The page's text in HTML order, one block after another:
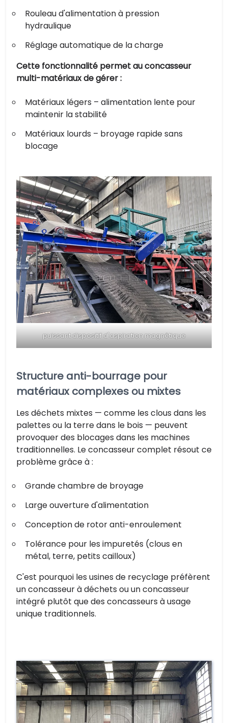
Rouleau d'alimentation à pression
hydraulique
Réglage automatique de la charge
Cette fonctionnalité permet au concasseur
multi-matériaux de gérer :
Matériaux légers – alimentation lente pour
maintenir la stabilité
Matériaux lourds – broyage rapide sans
blocage
puissant dispositif d'aspiration magnétique
Structure anti-bourrage pour
matériaux complexes ou mixtes
Les déchets mixtes — comme les clous dans les
palettes ou la terre dans le bois — peuvent
provoquer des blocages dans les machines
traditionnelles. Le concasseur complet résout ce
problème grâce à :
Grande chambre de broyage
Large ouverture d'alimentation
Conception de rotor anti-enroulement
Tolérance pour les impuretés (clous en
métal, terre, petits cailloux)
C'est pourquoi les usines de recyclage préfèrent
un concasseur à déchets ou un concasseur
intégré plutôt que des concasseurs à usage
unique traditionnels.